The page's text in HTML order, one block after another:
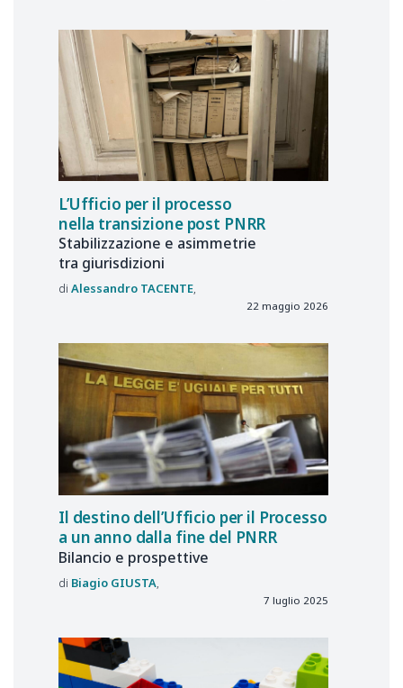
L’Ufficio per il processo
nella transizione post PNRR
Stabilizzazione e asimmetrie
tra giurisdizioni
Alessandro TACENTE
22 maggio 2026
Il destino dell’Ufficio per il Processo
a un anno dalla fine del PNRR
Bilancio e prospettive
Biagio GIUSTA
7 luglio 2025